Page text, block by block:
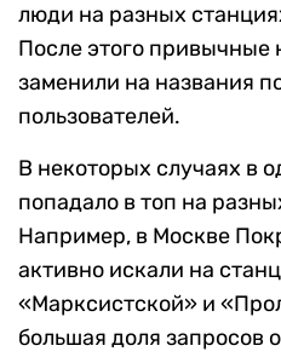
люди на разных
После этого привычные
заменили на названия
пользователей.
В некоторых случаях в
попадало в топ на
Например, в Москве
активно искали на
«Марксистской» и
большая доля запросов